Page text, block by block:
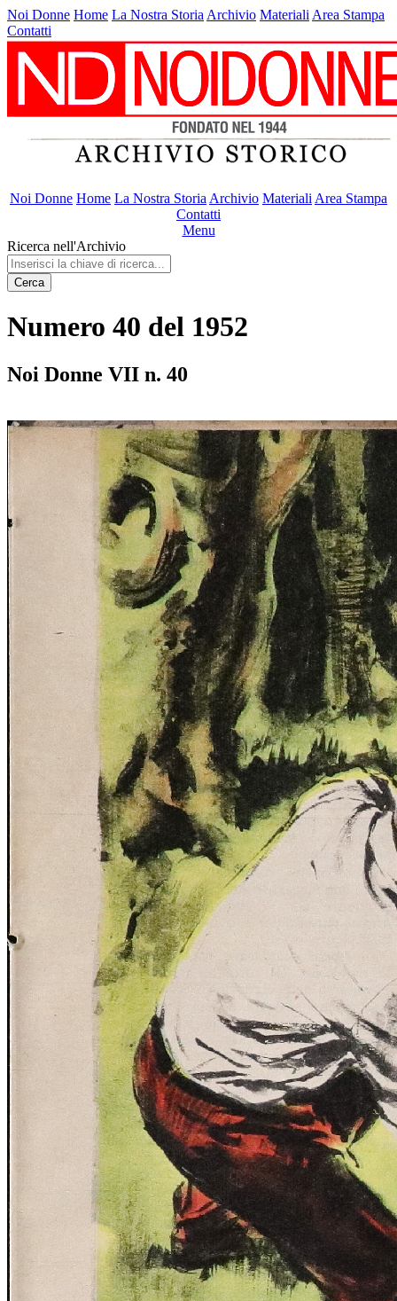
Noi Donne Home La Nostra Storia Archivio Materiali Area Stampa
Contatti
Noi Donne Home La Nostra Storia Archivio Materiali Area Stampa
Contatti
Menu
Ricerca nell'Archivio
Cerca
Numero 40 del 1952
Noi Donne VII n. 40